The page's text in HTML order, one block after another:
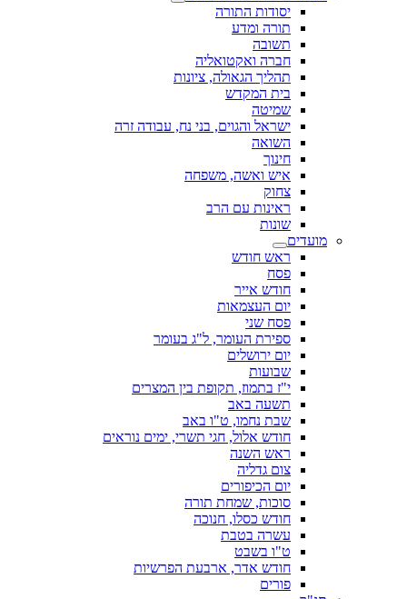
יסודות התורה
תורה ומדע
תשובה
חברה ואקטואליה
תהליך הגאולה, ציונות
בית המקדש
שמיטה
ישראל והגוים, בני נח, עבודה זרה
השואה
חינוך
איש ואשה, משפחה
צחוק
ראינות עם הרב
שונות
מועדים
ראש חודש
פסח
חודש אייר
יום העצמאות
פסח שני
ספירת העומר, ל"ג בעומר
יום ירושלים
שבועות
י"ז בתמוז, תקופת בין המצרים
תשעה באב
שבת נחמו, ט"ו באב
חודש אלול, חגי תשרי, ימים נוראים
ראש השנה
צום גדליה
יום הכיפורים
סוכות, שמחת תורה
חודש כסלו, חנוכה
עשרה בטבת
ט"ו בשבט
חודש אדר, ארבעת הפרשיות
פורים